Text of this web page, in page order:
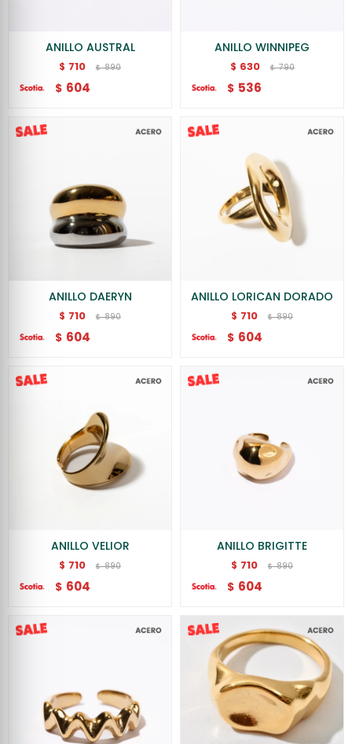
ANILLO AUSTRAL
$ 710 $ 890
$ 604
ANILLO WINNIPEG
$ 630 $ 790
$ 536
ANILLO DAERYN
$ 710 $ 890
$ 604
ANILLO LORICAN DORADO
$ 710 $ 890
$ 604
ANILLO VELIOR
$ 710 $ 890
$ 604
ANILLO BRIGITTE
$ 710 $ 890
$ 604